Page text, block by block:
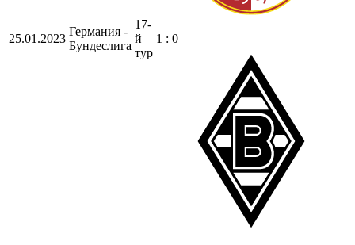
25.01.2023
Германия -
Бундеслига
17-
й
тур
1 : 0